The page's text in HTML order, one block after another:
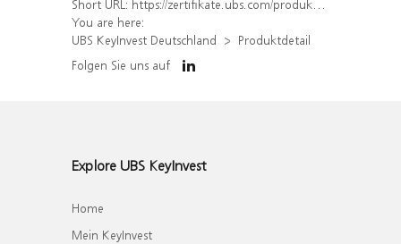
Short URL: https://zertifikate.ubs.com/produkt/detail/index/isin/DE000WA4MAG5
You are here:
UBS KeyInvest Deutschland
Produktdetail
Folgen Sie uns auf
Explore UBS KeyInvest
Home
Mein KeyInvest